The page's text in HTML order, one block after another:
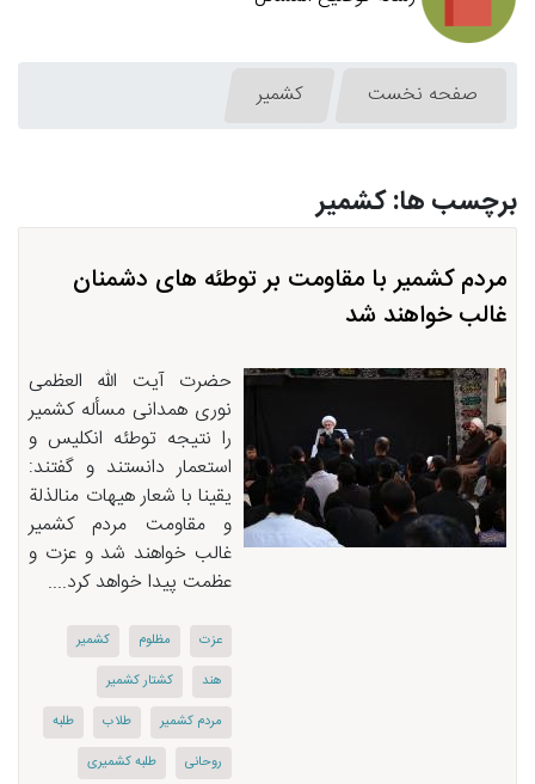
صفحه نخست كشمیر
برچسب ها: كشمیر
مردم کشمیر با مقاومت بر توطئه های دشمنان
غالب خواهند شد
حضرت آیت الله العظمی
نوری همدانی مسأله کشمیر
را نتیجه توطئه انکلیس و
استعمار دانستند و گفتند:
یقینا با شعار هیهات منالذلة
و مقاومت مردم کشمیر
غالب خواهند شد و عزت و
عظمت پیدا خواهد کرد....
عزت مظلوم
كشمیر
هند
كشتار كشمیر
مردم كشمیر
طلاب
طلبه
روحانی
طلبه كشمیری